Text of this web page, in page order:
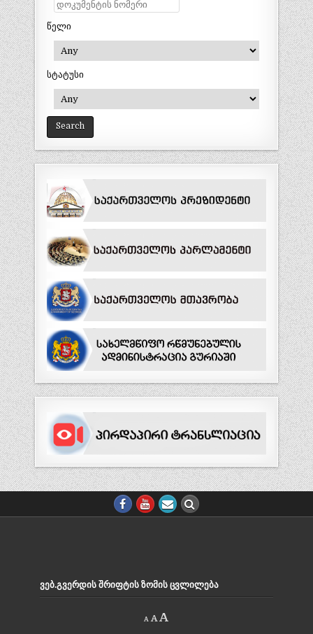
წელი
სტატუსი
ᲕᲔᲑ.ᲒᲕᲔᲠᲓᲘᲡ ᲨᲠᲘᲤᲢᲘᲡ ᲖᲝᲛᲘᲡ ᲪᲕᲚᲘᲚᲔᲑᲐ
A
Decrease
font
A Reset
A